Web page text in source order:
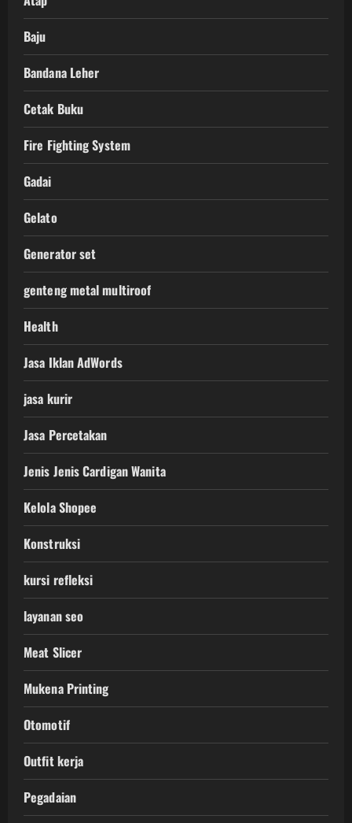
Baju
Bandana Leher
Cetak Buku
Fire Fighting System
Gadai
Gelato
Generator set
genteng metal multiroof
Health
Jasa Iklan AdWords
jasa kurir
Jasa Percetakan
Jenis Jenis Cardigan Wanita
Kelola Shopee
Konstruksi
kursi refleksi
layanan seo
Meat Slicer
Mukena Printing
Otomotif
Outfit kerja
Pegadaian